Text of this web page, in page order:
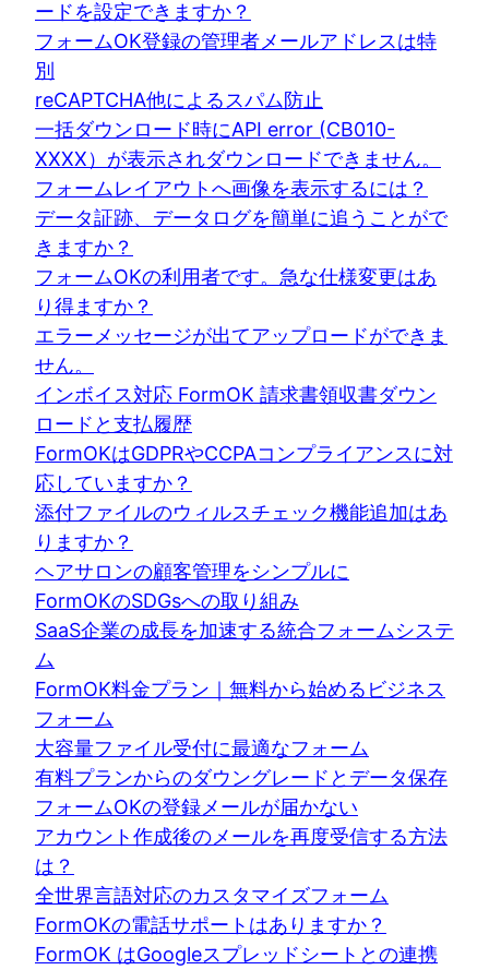
ードを設定できますか？
フォームOK登録の管理者メールアドレスは特
別
reCAPTCHA他によるスパム防止
一括ダウンロード時にAPI error (CB010-
XXXX）が表示されダウンロードできません。
フォームレイアウトへ画像を表示するには？
データ証跡、データログを簡単に追うことがで
きますか？
フォームOKの利用者です。急な仕様変更はあ
り得ますか？
エラーメッセージが出てアップロードができま
せん。
インボイス対応 FormOK 請求書領収書ダウン
ロードと支払履歴
FormOKはGDPRやCCPAコンプライアンスに対
応していますか？
添付ファイルのウィルスチェック機能追加はあ
りますか？
ヘアサロンの顧客管理をシンプルに
FormOKのSDGsへの取り組み
SaaS企業の成長を加速する統合フォームシステ
ム
FormOK料金プラン｜無料から始めるビジネス
フォーム
大容量ファイル受付に最適なフォーム
有料プランからのダウングレードとデータ保存
フォームOKの登録メールが届かない
アカウント作成後のメールを再度受信する方法
は？
全世界言語対応のカスタマイズフォーム
FormOKの電話サポートはありますか？
FormOK はGoogleスプレッドシートとの連携